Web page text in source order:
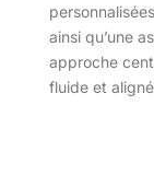
ainsi qu’une
approche
fluide et